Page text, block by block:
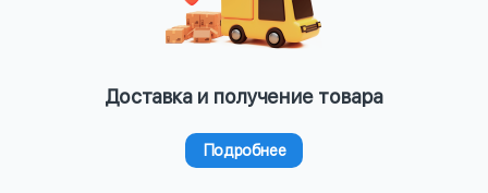
Доставка и получение товара
Подробнее